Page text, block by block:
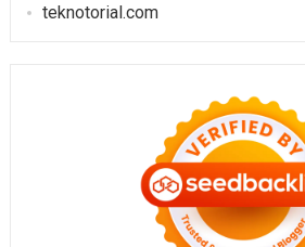
teknotorial.com